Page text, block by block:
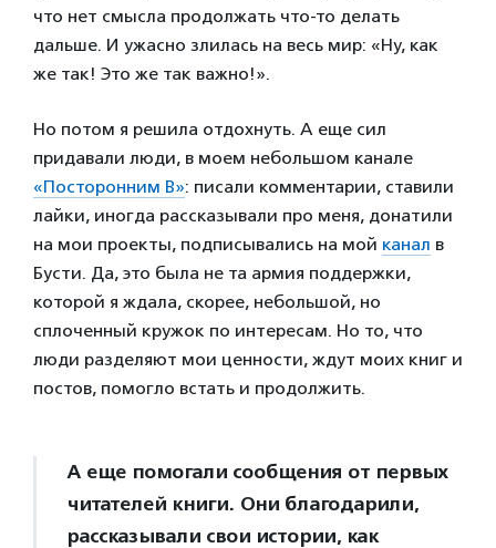
что нет смысла продолжать что-то делать
дальше. И ужасно злилась на весь мир: «Ну, как
же так! Это же так важно!».
Но потом я решила отдохнуть. А еще сил
придавали люди, в моем небольшом канале
«Посторонним В»: писали комментарии, ставили
лайки, иногда рассказывали про меня, донатили
на мои проекты, подписывались на мой канал в
Бусти. Да, это была не та армия поддержки,
которой я ждала, скорее, небольшой, но
сплоченный кружок по интересам. Но то, что
люди разделяют мои ценности, ждут моих книг и
постов, помогло встать и продолжить.
А еще помогали сообщения от первых
читателей книги. Они благодарили,
рассказывали свои истории, как